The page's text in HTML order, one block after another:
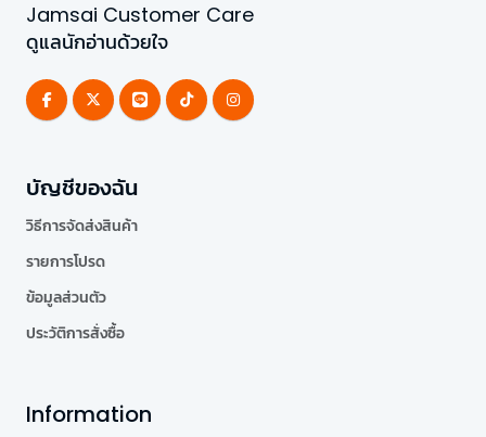
Jamsai Customer Care
ดูแลนักอ่านด้วยใจ
บัญชีของฉัน
วิธีการจัดส่งสินค้า
รายการโปรด
ข้อมูลส่วนตัว
ประวัติการสั่งซื้อ
Information